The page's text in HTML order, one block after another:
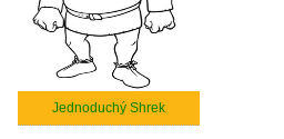
Jednoduchý Shrek